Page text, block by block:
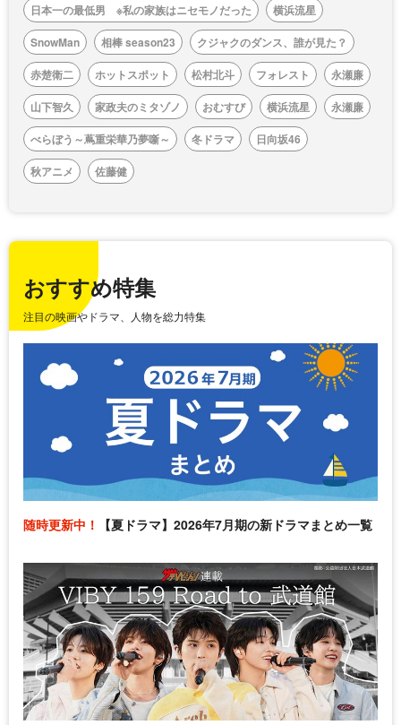
日本一の最低男 ※私の家族はニセモノだった
横浜流星
SnowMan
相棒 season23
クジャクのダンス、誰が見た？
赤楚衛二
ホットスポット 松村北斗 フォレスト
永瀬廉
山下智久
家政夫のミタゾノ おむすび 横浜流星
永瀬廉
べらぼう～蔦重栄華乃夢噺～
冬ドラマ
日向坂46
秋アニメ
佐藤健
おすすめ特集
注目の映画やドラマ、人物を総力特集
随時更新中！ 【夏ドラマ】2026年7月期の新ドラマまとめ一覧